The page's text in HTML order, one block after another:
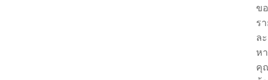
ขอ
ร
ล
ห
คุ